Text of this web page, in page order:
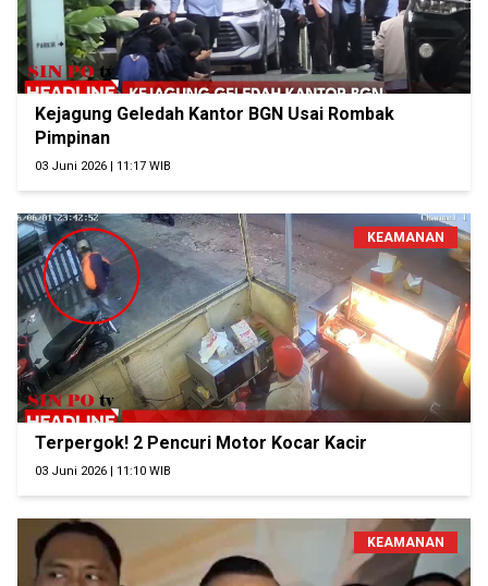
Kejagung Geledah Kantor BGN Usai Rombak
Pimpinan
03 Juni 2026 | 11:17 WIB
KEAMANAN
Terpergok! 2 Pencuri Motor Kocar Kacir
03 Juni 2026 | 11:10 WIB
KEAMANAN